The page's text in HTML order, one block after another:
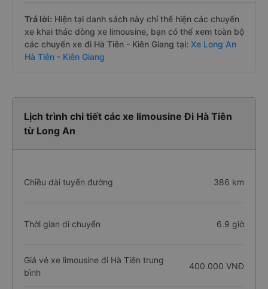
Trả lời: Hiện tại danh sách này chỉ thể hiện các chuyến
xe khai thác dòng xe limousine, bạn có thể xem toàn bộ
các chuyến xe đi Hà Tiên - Kiên Giang tại: Xe Long An
Hà Tiên - Kiên Giang
Lịch trình chi tiết các xe limousine Đi Hà Tiên
từ Long An
Chiều dài tuyến đường 386 km
Thời gian di chuyển 6.9 giờ
Giá vé xe limousine đi Hà Tiên trung
bình
400.000 VNĐ